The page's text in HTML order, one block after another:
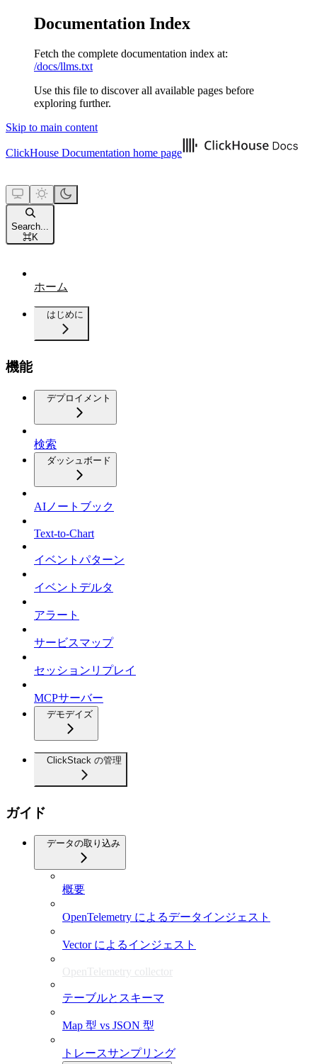
Documentation Index
Fetch the complete documentation index at:
/docs/llms.txt
Use this file to discover all available pages before
exploring further.
Skip to main content
ClickHouse Documentation home page
Search...
⌘K
ホーム
はじめに
機能
デプロイメント
検索
ダッシュボード
AIノートブック
Text-to-Chart
イベントパターン
イベントデルタ
アラート
サービスマップ
セッションリプレイ
MCPサーバー
デモデイズ
ClickStack の管理
ガイド
データの取り込み
概要
OpenTelemetry によるデータインジェスト
Vector によるインジェスト
OpenTelemetry collector
テーブルとスキーマ
Map 型 vs JSON 型
トレースサンプリング